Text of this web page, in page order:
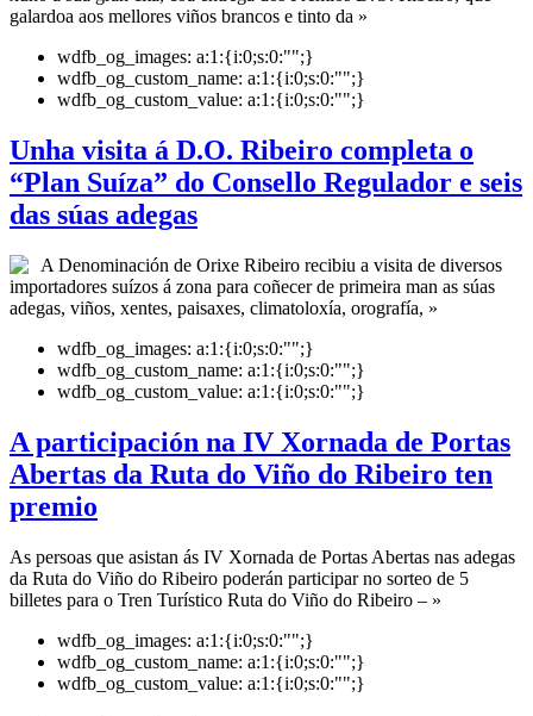
galardoa aos mellores viños brancos e tinto da »
wdfb_og_images: a:1:{i:0;s:0:"";}
wdfb_og_custom_name: a:1:{i:0;s:0:"";}
wdfb_og_custom_value: a:1:{i:0;s:0:"";}
Unha visita á D.O. Ribeiro completa o
“Plan Suíza” do Consello Regulador e seis
das súas adegas
A Denominación de Orixe Ribeiro recibiu a visita de diversos
importadores suízos á zona para coñecer de primeira man as súas
adegas, viños, xentes, paisaxes, climatoloxía, orografía, »
wdfb_og_images: a:1:{i:0;s:0:"";}
wdfb_og_custom_name: a:1:{i:0;s:0:"";}
wdfb_og_custom_value: a:1:{i:0;s:0:"";}
A participación na IV Xornada de Portas
Abertas da Ruta do Viño do Ribeiro ten
premio
As persoas que asistan ás IV Xornada de Portas Abertas nas adegas
da Ruta do Viño do Ribeiro poderán participar no sorteo de 5
billetes para o Tren Turístico Ruta do Viño do Ribeiro – »
wdfb_og_images: a:1:{i:0;s:0:"";}
wdfb_og_custom_name: a:1:{i:0;s:0:"";}
wdfb_og_custom_value: a:1:{i:0;s:0:"";}